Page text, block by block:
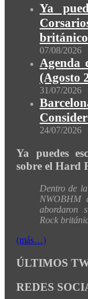
Ya
británico
07/08/2026
Agenda
(Agosto
31/07/2026
24/07/2026
Ya puedes
sobre el Hard
Dentro de
NWOBHM
abordaron
Rock
(más…)
ÚLTIMOS
REDES